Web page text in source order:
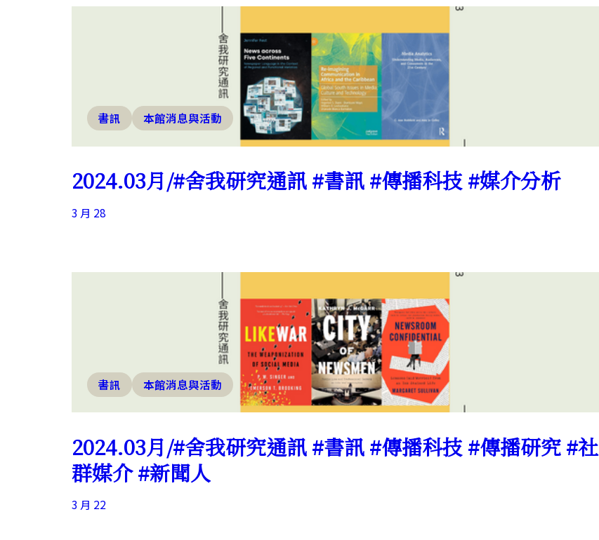
書訊 本館消息與活動
2024.03月/#舍我研究通訊 #書訊 #傳播科技 #媒介分析
3 月 28
書訊 本館消息與活動
2024.03月/#舍我研究通訊 #書訊 #傳播科技 #傳播研究 #社
群媒介 #新聞人
3 月 22